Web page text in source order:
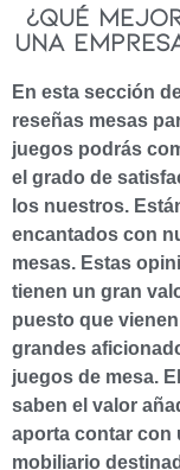
¿Qué
una
En esta sección
reseñas mesas
juegos podrás
el grado de
los nuestros.
encantados con
mesas. Estas
tienen un gran
puesto que
grandes
juegos de mesa.
saben el valor
aporta contar con
mobiliario